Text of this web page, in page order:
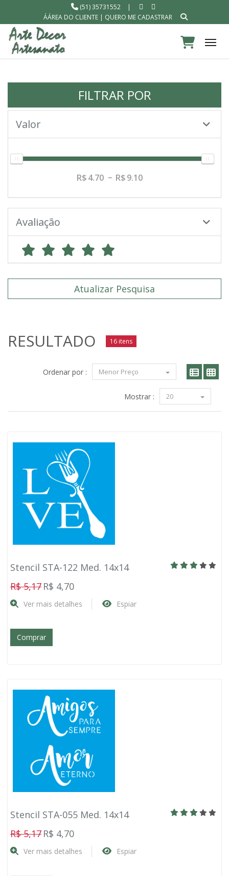
(51) 35731552
|
ÁÁREA DO CLIENTE| QUERO ME CADASTRAR
FILTRAR POR
Valor
4.70 9.10
Avaliação
Atualizar Pesquisa
RESULTADO 16 itens
Ordenar por : Menor Preço
Mostrar : 20
Stencil STA-122 Med. 14x14
R$ 5,17 R$ 4,70
Ver mais detalhes Espiar
Comprar
Stencil STA-055 Med. 14x14
R$ 5,17 R$ 4,70
Ver mais detalhes Espiar